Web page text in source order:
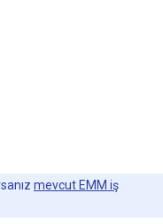
mevcut EMM iş